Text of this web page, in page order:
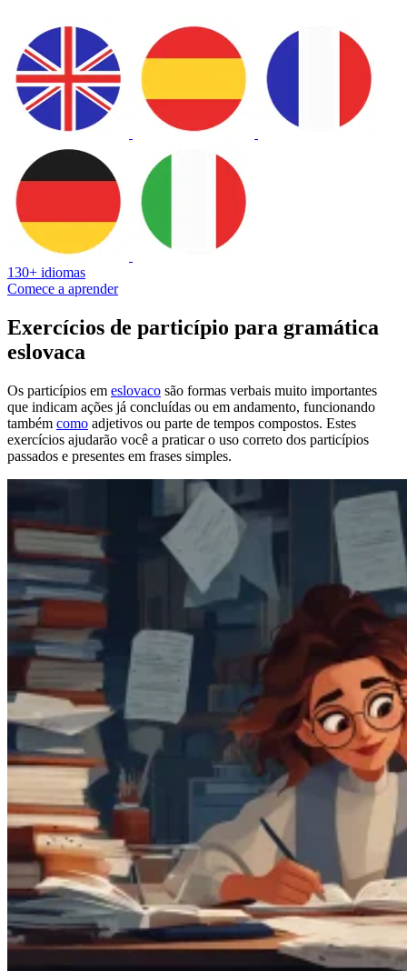
130+ idiomas
Comece a aprender
Exercícios de particípio para gramática
eslovaca
Os particípios em eslovaco são formas verbais muito importantes
que indicam ações já concluídas ou em andamento, funcionando
também como adjetivos ou parte de tempos compostos. Estes
exercícios ajudarão você a praticar o uso correto dos particípios
passados e presentes em frases simples.